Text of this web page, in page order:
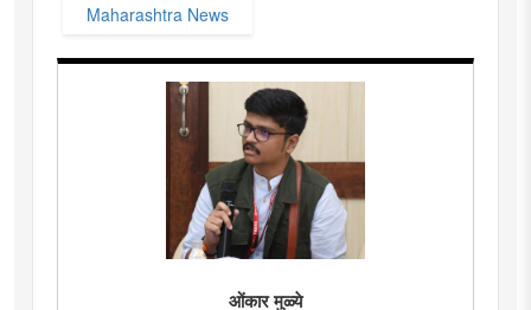
Maharashtra News
ओंकार मुळ्ये